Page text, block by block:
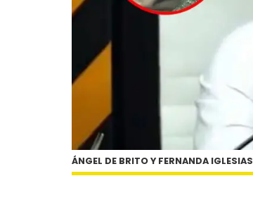
ÁNGEL DE BRITO Y FERNANDA IGLESIAS